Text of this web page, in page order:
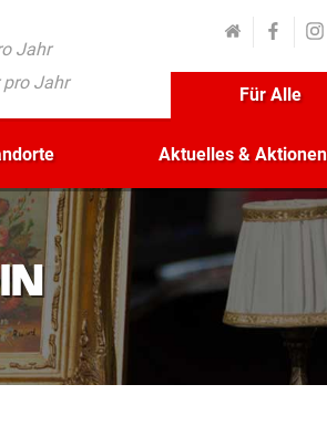
Jahr
Jahr
Für Alle
Aktuelles & Aktionen